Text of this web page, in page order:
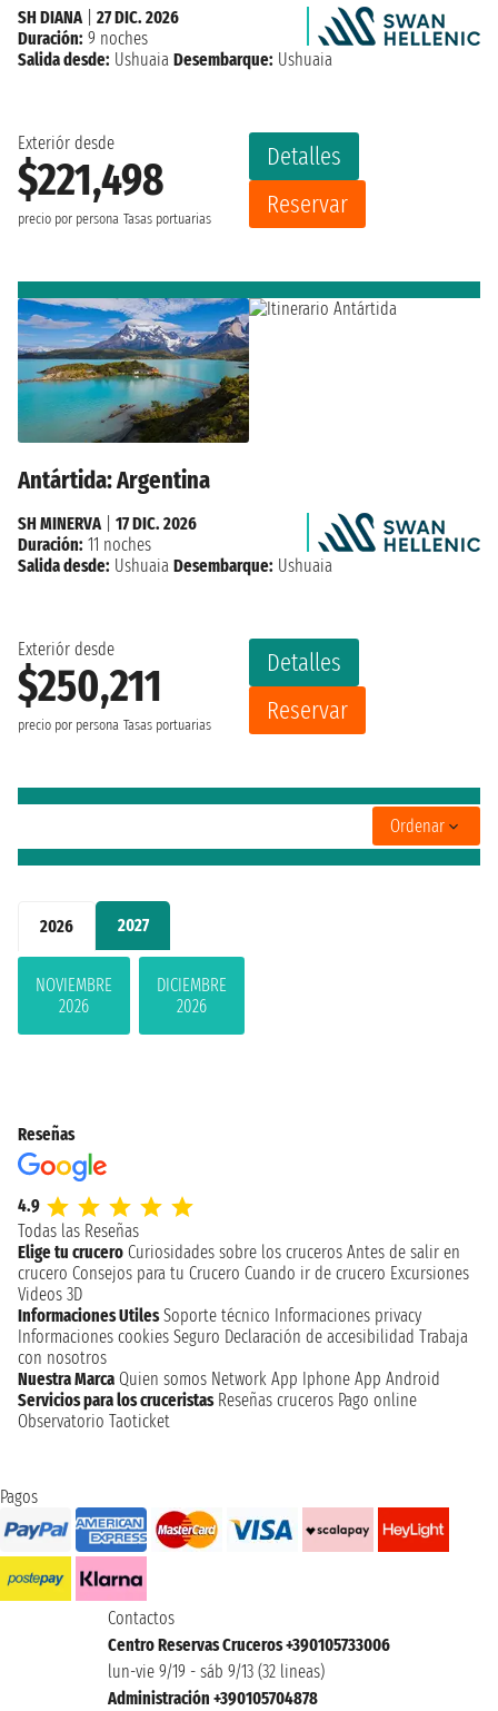
2026 2027
NOVIEMBRE
2026
DICIEMBRE
2026
Exteriór desde
$221,498
precio por persona Tasas portuarias
Detalles
Reservar
SH DIANA| 27 DIC. 2026
Duración: 9 noches
Salida desde: Ushuaia Desembarque: Ushuaia
Antártida: Argentina
Exteriór desde
$250,211
precio por persona Tasas portuarias
Detalles
Reservar
SH MINERVA
17 DIC. 2026
Duración: 11 noches
Salida desde: Ushuaia Desembarque: Ushuaia
Ordenar
Reseñas
4.9
Todas las Reseñas
Elige tu crucero Curiosidades sobre los cruceros Antes de salir en
crucero Consejos para tu Crucero Cuando ir de crucero Excursiones
Videos 3D
Informaciones Utiles Soporte técnico Informaciones privacy
Informaciones cookies Seguro Declaración de accesibilidad Trabaja
con nosotros
Nuestra Marca Quien somos Network App Iphone App Android
Servicios para los cruceristas Reseñas cruceros Pago online
Observatorio Taoticket
Pagos
Contactos
Centro Reservas Cruceros +390105733006
lun-vie 9/19 - sáb 9/13 (32 lineas)
Administración +390105704878